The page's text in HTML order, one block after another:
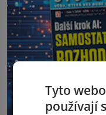
Tyto
používají